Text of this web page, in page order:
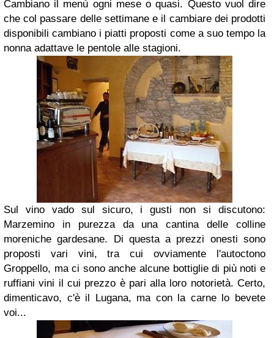
Cambiano il menù ogni mese o quasi. Questo vuol dire
che col passare delle settimane e il cambiare dei prodotti
disponibili cambiano i piatti proposti come a suo tempo la
nonna adattave le pentole alle stagioni.
Sul vino vado sul sicuro, i gusti non si discutono:
Marzemino in purezza da una cantina delle colline
moreniche gardesane. Di questa a prezzi onesti sono
proposti vari vini, tra cui ovviamente l'autoctono
Groppello, ma ci sono anche alcune bottiglie di più noti e
ruffiani vini il cui prezzo è pari alla loro notorietà. Certo,
dimenticavo, c'è il Lugana, ma con la carne lo bevete
voi...